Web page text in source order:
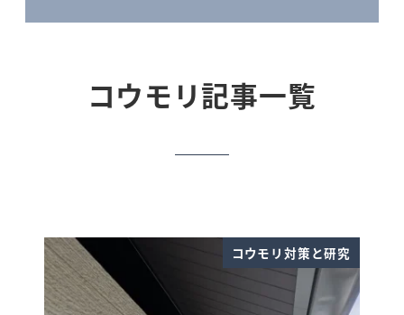
コウモリ記事一覧
コウモリ対策と研究